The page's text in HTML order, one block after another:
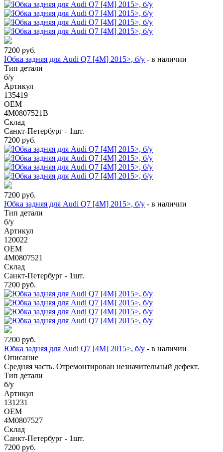
7200 руб.
Юбка задняя для Audi Q7 [4M] 2015>, б/у - в наличии
Тип детали
б/у
Артикул
135419
OEM
4M0807521B
Склад
Санкт-Петербург - 1шт.
7200 руб.
7200 руб.
Юбка задняя для Audi Q7 [4M] 2015>, б/у - в наличии
Тип детали
б/у
Артикул
120022
OEM
4M0807521
Склад
Санкт-Петербург - 1шт.
7200 руб.
7200 руб.
Юбка задняя для Audi Q7 [4M] 2015>, б/у - в наличии
Описание
Средняя часть. Отремонтирован незначительный дефект.
Тип детали
б/у
Артикул
131231
OEM
4M0807527
Склад
Санкт-Петербург - 1шт.
7200 руб.